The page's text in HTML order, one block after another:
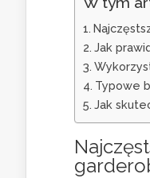
Jak
Typowe
Jak